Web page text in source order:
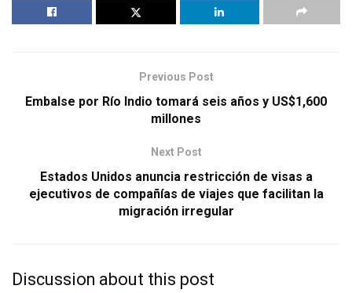
Previous Post
Embalse por Río Indio tomará seis años y US$1,600
millones
Next Post
Estados Unidos anuncia restricción de visas a
ejecutivos de compañías de viajes que facilitan la
migración irregular
Discussion about this post